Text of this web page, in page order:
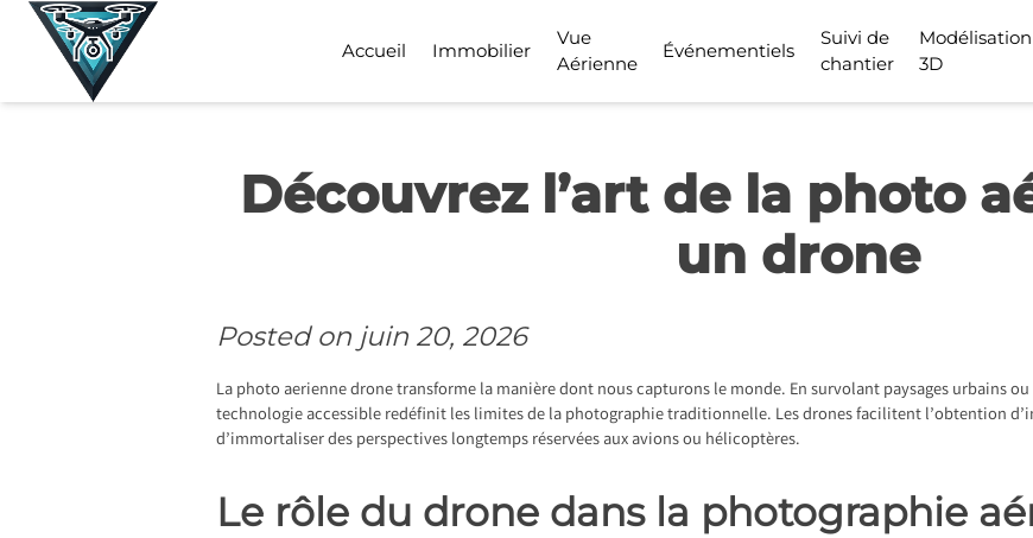
Skip
Accueil Immobilier
Vue
Aérienne
Événementiels
Suivi de
chantier
Modélisation
3D
Découvrez l’art de la photo
un drone
Posted on juin 20, 2026
La photo aerienne drone transforme la manière dont nous capturons le monde. En survolant paysages urbains
technologie accessible redéfinit les limites de la photographie traditionnelle. Les drones facilitent l’obtention
d’immortaliser des perspectives longtemps réservées aux avions ou hélicoptères.
Le rôle du drone dans la photographie